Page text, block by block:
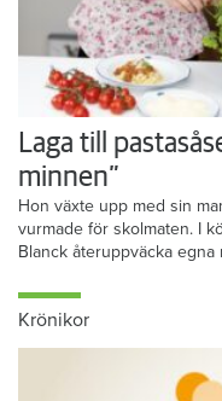
Laga till
minnen”
Hon växte upp med sin
vurmade för skolmaten. I
Blanck återuppväcka
Krönikor